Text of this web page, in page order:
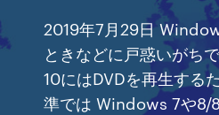
2019年7月29日
ときなどに戸惑いがち
10にはDVDを再生する
準では Windows 7や8/